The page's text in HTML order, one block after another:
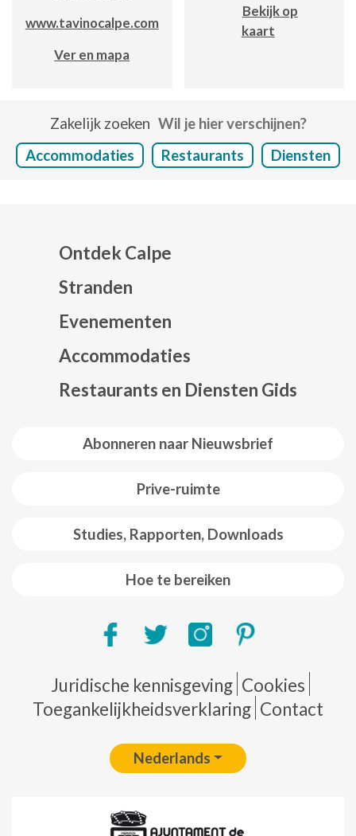
www.tavinocalpe.com
Ver en mapa
Bekijk op
kaart
Zakelijk zoeken Wil je hier verschijnen?
Accommodaties
Restaurants Diensten
Abonneren naar Nieuwsbrief
Prive-ruimte
Studies, Rapporten, Downloads
Hoe te bereiken
Ontdek Calpe
Stranden
Evenementen
Accommodaties
Restaurants en Diensten Gids
Pie de página
Juridische kennisgeving Cookies
Toegankelijkheidsverklaring Contact
Nederlands